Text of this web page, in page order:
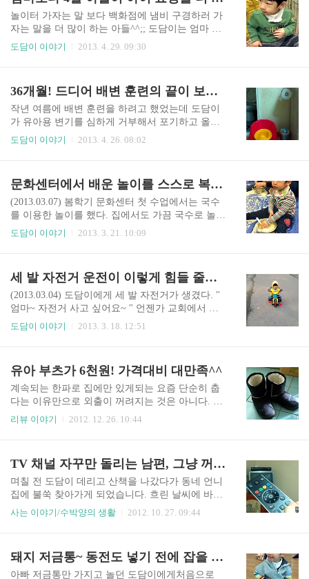
잘라 준 티가 팍팍 난다. 점점 숱도 많아져서 지난
번엔 욕실 하수구까지 막혔었다. 그거 뚫으려다 아
들이랑 같이 넘어지기도 하고... ㅠㅠ 그래서 이번
엔 방에서 커트를 시도했는데 그래도 마무리는 욕
던 것 처럼 머리 이상하다고 울며불며 했을지도 모
르겠다..
놀이터 가자는 말 보다 백화점에 냄비 구경하러 가
자는 말을 더 많이 하는 아들^^;; 도담이는 엄마 보
다도 더 아이 쇼핑을 좋아한다. 나는 그닥 아이 쇼
기저기 둘러보고 고르기 보다 괜찮고 맘에 들면 그
냥 사버리는... 그래서 후회하는 경우도 가끔 있었
다. 그런데 아들래미 때문에 백화점에 출근하시피
한 적도 있으니 한 번 가서 아들이 원하는데로 다
보고 오면 하루가 다 간다. 얼마 전까지만 해도 백
다. 한 번씩만 하면 그나마 괜찮았을 텐데 세번이고
네번이고 반복해서..
도담이 이야기 2013. 4. 29. 09:30
36개월! 드디어 배변 훈련의 끝이 보인다~
작년 여름에 배변 훈련을 하려고 했었는데 도담이
가 유아용 변기를 심하게 거부해서 포기하고 올해
초부터 다시 시도를 했었다. 관련글 링크> " 유아용
건지 아무튼 그때부터 유아용 변기에 앉기 시작했
다. 하지만 아침에 일어나자마자 소변 보는 게 전부
였다. 어쩌다 자기 전에도 한 번씩 변기에 소변을
보기도 했지만 하루에 한 번도 안하는 날도 있었다.
날이 춥기도 했지만 빨래 걱정에 차마 옷을 벗겨 놓
고 배변 훈련을 하리라고 맘을 먹으니 조금 느긋해
져서 도담이에게 스트레스를..
도담이 이야기 2013. 4. 26. 08:02
문화센터에서 배운 놀이를 스스로 복습하는 아들
(2013.03.07) 봄학기 문화센터 첫 수업에서는 국수
를 이용한 놀이를 했다. 집에서도 가끔 국수로 놀게
해주지만 문화센터에서 처럼 많이 주지도 않을 뿐
리 도담이가 가장 많은 국수를 먹었을거다. 선생님
이 냄비를 하나씩 나눠 줬을 때 그제서야 놀이에 적
극 관심을 보인 도담이... 냄비 놀이를 더 하고 싶어
해서 잠시 애를 먹었다. 하늘에서 국수비가 내려요
~~ 검정 도화지에 우산도 그리고 비도 그리고... 양
즘들어 그리기에 무척 흥미를 보인다.- 그리고 다
음 날..
도담이 이야기 2013. 3. 21. 10:09
세 발 자전거 운전이 이렇게 힘들 줄이야
(2013.03.04) 도담이에게 세 발 자전거가 생겼다. "
엄마~ 자전거 사고 싶어요~ " 언젠가 교회에서 도
담이가 하는 말을 들은 언니가 언니도 얻었다면서
달을 밟을 줄 몰라서 종종걸음으로 운전을 하는 도
담이... 페달에 발이라도 올리면 밀어주기라도 할텐
데 그건 또 싫댄다. ㅡ.ㅡ;; 도담이는 끝까지 혼자서
타고 가겠다고 하지 가야할 목적지가 있으니 마음
은 점점 급해지지 괜히 자전거를 끌고 나왔나... 후
발 자전거 운전이 이렇게 힘들 줄은 몰랐다..
도담이 이야기 2013. 3. 18. 12:51
유아 부츠가 6천원! 가격대비 대만족^^
계속되는 한파로 집에만 있게되는 요즘 단순히 춥
다는 이유만으로 외출이 꺼려지는 것은 아니다. 추
워서 겹겹이 옷을 껴입어야 하는데 도담이가 엄마
참을 눈을 밟으며 놀아서 부츠를 사주고 싶어도 막
상 아이가 안신으면 어쩌나 싶어 망설이던 차에 마
트에서 우연히 저렴한 부츠를 발견하게 되었다. 그
냥 평범한 어그부츠다. 보기에도 저렴해보이는 이
부츠 가격은 6천원^^ 밑창도 두껍고 잘 안미끄러질
까 조금 커도 되지 싶었다. 혹시라도 도담이가 안신
겠다고 그럼 내년에 신겨도 되..
리뷰 이야기 2012. 12. 26. 10:44
TV 채널 자꾸만 돌리는 남편, 그냥 꺼버리고 싶어
며칠 전 도담이 데리고 산책을 나갔다가 동네 언니
집에 불쑥 찾아가게 되었습니다. 흐린 날씨에 바람
도 찬데다 도담이도 자꾸만 이모집이나 집사님 집
대 문을 열더니 냄비를 종류별로 꺼내서 놀기 시작
했습니다. 그 때 언니가 뉴스를 보고 있었는데 도담
사는 이야기/수박양의 생활 2012. 10. 27. 09:44
돼지 저금통~ 동전도 넣기 전에 잡을 생각부터 하게 돼
아빠 저금통만 가지고 놀던 도담이에게처음으로